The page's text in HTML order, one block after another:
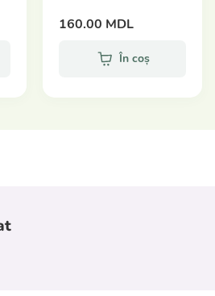
160.00 MDL
În coș